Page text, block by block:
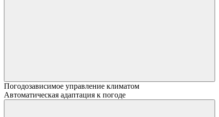
Погодозависимое управление климатом
Автоматическая адаптация к погоде